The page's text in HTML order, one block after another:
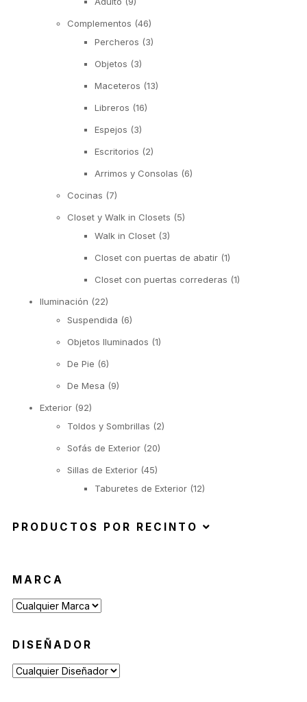
Complementos (46)
Percheros (3)
Objetos (3)
Maceteros (13)
Libreros (16)
Espejos (3)
Escritorios (2)
Arrimos y Consolas (6)
Cocinas (7)
Closet y Walk in Closets (5)
Walk in Closet (3)
Closet con puertas de abatir (1)
Closet con puertas correderas (1)
Iluminación (22)
Suspendida (6)
Objetos Iluminados (1)
De Pie (6)
De Mesa (9)
Exterior (92)
Toldos y Sombrillas (2)
Sofás de Exterior (20)
Sillas de Exterior (45)
Taburetes de Exterior (12)
Sillas de Exterior con Apoyabrazos
Reposeras
PRODUCTOS POR RECINTO
MARCA
DISEÑADOR